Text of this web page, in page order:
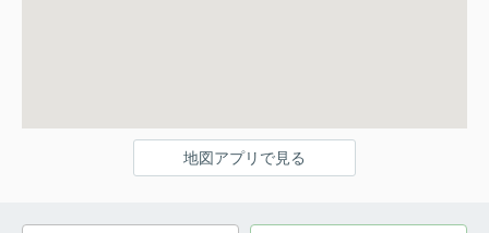
地図アプリで見る